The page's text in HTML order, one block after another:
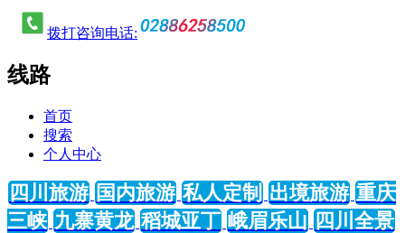
拨打咨询电话:
线路
首页
搜索
个人中心
四川旅游 国内旅游 私人定制 出境旅游 重庆
三峡 九寨黄龙 稻城亚丁 峨眉乐山 四川全景